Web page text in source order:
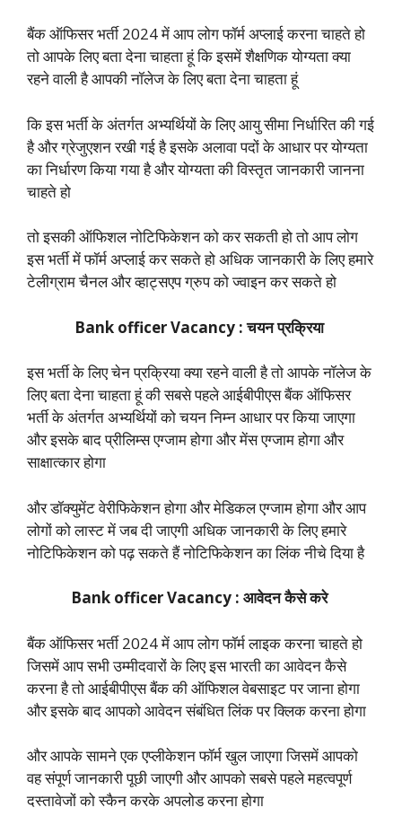
बैंक ऑफिसर भर्ती 2024 में आप लोग फॉर्म अप्लाई करना चाहते हो
तो आपके लिए बता देना चाहता हूं कि इसमें शैक्षणिक योग्यता क्या
रहने वाली है आपकी नॉलेज के लिए बता देना चाहता हूं
कि इस भर्ती के अंतर्गत अभ्यर्थियों के लिए आयु सीमा निर्धारित की गई
है और ग्रेजुएशन रखी गई है इसके अलावा पदों के आधार पर योग्यता
का निर्धारण किया गया है और योग्यता की विस्तृत जानकारी जानना
चाहते हो
तो इसकी ऑफिशल नोटिफिकेशन को कर सकती हो तो आप लोग
इस भर्ती में फॉर्म अप्लाई कर सकते हो अधिक जानकारी के लिए हमारे
टेलीग्राम चैनल और व्हाट्सएप ग्रुप को ज्वाइन कर सकते हो
Bank officer Vacancy : चयन प्रक्रिया
इस भर्ती के लिए चेन प्रक्रिया क्या रहने वाली है तो आपके नॉलेज के
लिए बता देना चाहता हूं की सबसे पहले आईबीपीएस बैंक ऑफिसर
भर्ती के अंतर्गत अभ्यर्थियों को चयन निम्न आधार पर किया जाएगा
और इसके बाद प्रीलिम्स एग्जाम होगा और मेंस एग्जाम होगा और
साक्षात्कार होगा
और डॉक्युमेंट वेरीफिकेशन होगा और मेडिकल एग्जाम होगा और आप
लोगों को लास्ट में जब दी जाएगी अधिक जानकारी के लिए हमारे
नोटिफिकेशन को पढ़ सकते हैं नोटिफिकेशन का लिंक नीचे दिया है
Bank officer Vacancy : आवेदन कैसे करे
बैंक ऑफिसर भर्ती 2024 में आप लोग फॉर्म लाइक करना चाहते हो
जिसमें आप सभी उम्मीदवारों के लिए इस भारती का आवेदन कैसे
करना है तो आईबीपीएस बैंक की ऑफिशल वेबसाइट पर जाना होगा
और इसके बाद आपको आवेदन संबंधित लिंक पर क्लिक करना होगा
और आपके सामने एक एप्लीकेशन फॉर्म खुल जाएगा जिसमें आपको
वह संपूर्ण जानकारी पूछी जाएगी और आपको सबसे पहले महत्वपूर्ण
दस्तावेजों को स्कैन करके अपलोड करना होगा